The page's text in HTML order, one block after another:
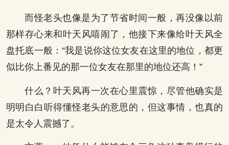
而怪老头也像是为了节省时间一般，再没像以前
那样存心来和叶天风嘻闹了，他接下来像给叶天风全
盘托底一般：“我是说你这位女友在这里的地位，都更
似比你上番见的那一位女友在那里的地位还高！”
什么？叶天风再一次在心里震惊，尽管他确实是
明明白白听得懂怪老头的意思的，但这事情，也真的
是太令人震撼了。